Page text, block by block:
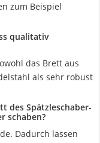
zum Beispiel
qualitativ
das Brett aus
als sehr robust
des Spätzleschaber-
schaben?
Dadurch lassen